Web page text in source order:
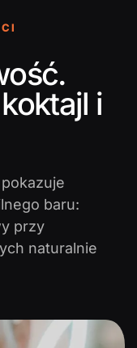
i
baru:
przy
naturalnie